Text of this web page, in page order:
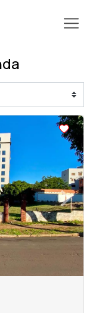
›
Next